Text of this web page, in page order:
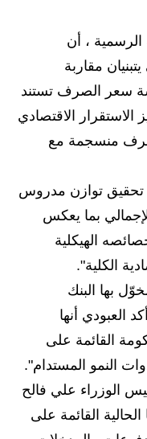
وقرارات وزارة التربية
الامتحانات
الابتدائية
الاعدادية
وزارية
الابتدائية
المتوسطة
الاعدادية
الابتدائية
، أن
مقاربة
سعر الصرف تستند
الاستقرار الاقتصادي
منسجمة مع
تحقيق توازن مدروس
بما يعكس
الهيكلية
الكلية".
بها البنك
العبودي أنها
القائمة على
النمو المستدام".
الوزراء علي فالح
القائمة على